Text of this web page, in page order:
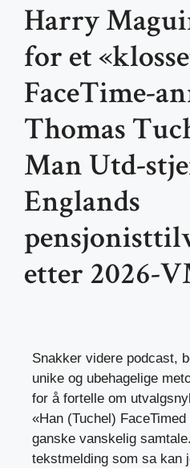
Harry
for et
FaceTime-
Thomas
Man Utd-
Englands
etter 2026-
Snakker videre podcast,
unike og ubehagelige
for å fortelle om
«Han (Tuchel)
ganske vanskelig
tekstmelding som sa kan